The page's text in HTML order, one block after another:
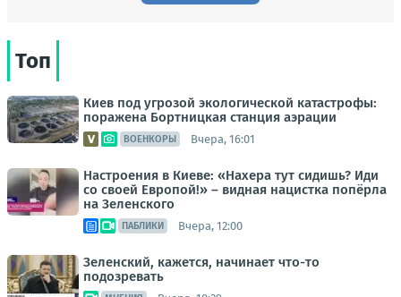
Топ
Киев под угрозой экологической катастрофы:
поражена Бортницкая станция аэрации
ВОЕНКОРЫ Вчера, 16:01
Настроения в Киеве: «Нахера тут сидишь? Иди
со своей Европой!» – видная нацистка попёрла
на Зеленского
ПАБЛИКИ Вчера, 12:00
Зеленский, кажется, начинает что-то
подозревать